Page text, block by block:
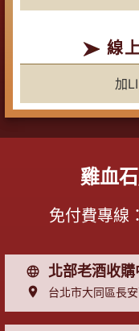
線
加
雞血
免付費專線：
北部老酒收購
台北市大同區長